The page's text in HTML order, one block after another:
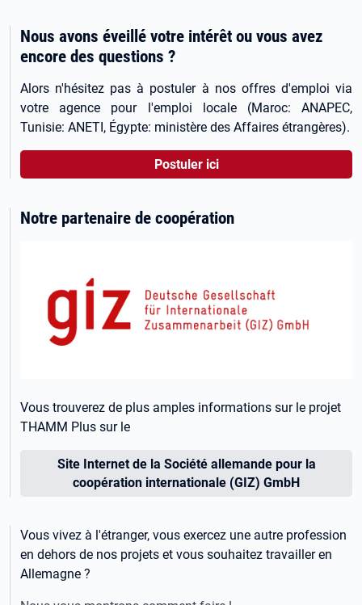
Nous avons éveillé votre intérêt ou vous avez
encore des questions ?
Alors n'hésitez pas à postuler à nos offres d'emploi via
votre agence pour l'emploi locale (Maroc: ANAPEC,
Tunisie: ANETI, Égypte: ministère des Affaires étrangères).
Postuler ici
Notre partenaire de coopération
Vous trouverez de plus amples informations sur le projet
THAMM Plus sur le
Site Internet de la Société allemande pour la
coopération internationale (GIZ) GmbH
Vous vivez à l'étranger, vous exercez une autre profession
en dehors de nos projets et vous souhaitez travailler en
Allemagne ?